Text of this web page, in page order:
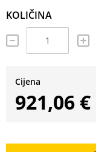
KOLIČINA
Cijena
921,06 €